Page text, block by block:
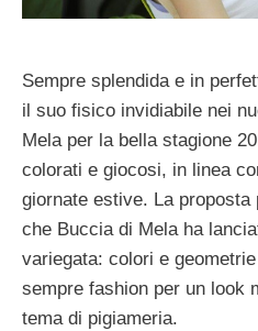
Sempre splendida e in
il suo fisico invidiabile nei
Mela per la bella stagione
colorati e giocosi, in linea
giornate estive. La proposta
che Buccia di Mela ha
variegata: colori e
sempre fashion per un look
tema di pigiameria.